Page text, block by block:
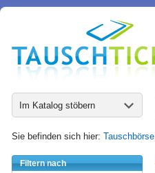
Im Katalog stöbern
Sie befinden sich hier: Tauschbörse
Filtern nach